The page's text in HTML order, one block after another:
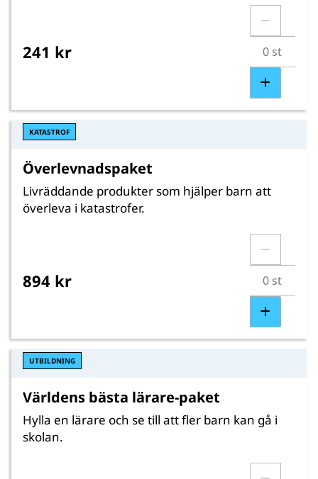
241 kr
KATASTROF
Överlevnadspaket
Livräddande produkter som hjälper barn att
överleva i katastrofer.
894 kr
UTBILDNING
Världens bästa lärare-paket
Hylla en lärare och se till att fler barn kan gå i
skolan.